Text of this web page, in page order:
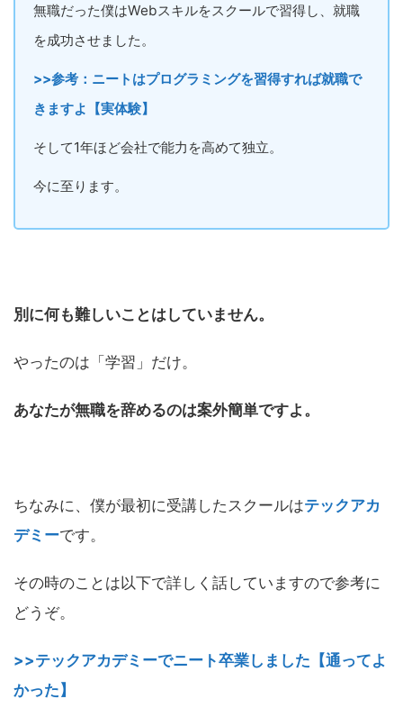
無職だった僕はWebスキルをスクールで習得し、就職
を成功させました。
>>参考：ニートはプログラミングを習得すれば就職で
きますよ【実体験】
そして1年ほど会社で能力を高めて独立。
今に至ります。
別に何も難しいことはしていません。
やったのは「学習」だけ。
あなたが無職を辞めるのは案外簡単ですよ。
ちなみに、僕が最初に受講したスクールはテックアカ
デミーです。
その時のことは以下で詳しく話していますので参考に
どうぞ。
>>テックアカデミーでニート卒業しました【通ってよ
かった】